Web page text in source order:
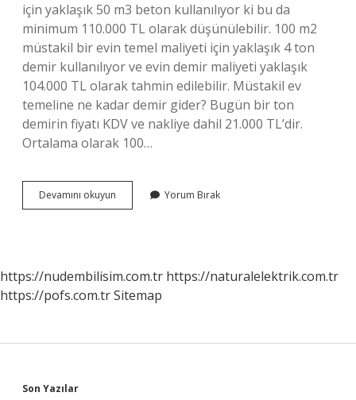
için yaklaşık 50 m3 beton kullanılıyor ki bu da
minimum 110.000 TL olarak düşünülebilir. 100 m2
müstakil bir evin temel maliyeti için yaklaşık 4 ton
demir kullanılıyor ve evin demir maliyeti yaklaşık
104.000 TL olarak tahmin edilebilir. Müstakil ev
temeline ne kadar demir gider? Bugün bir ton
demirin fiyatı KDV ve nakliye dahil 21.000 TL’dir.
Ortalama olarak 100…
Devamını okuyun
Temele
Yorum Bırak
https://nudembilisim.com.tr https://naturalelektrik.com.tr
https://pofs.com.trSitemap
Son Yazılar